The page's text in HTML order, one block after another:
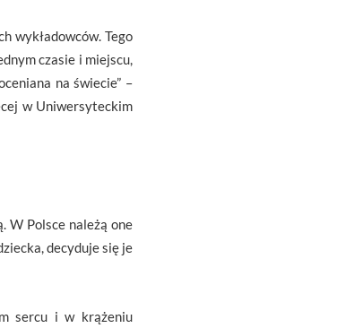
wykładowców. Tego
czasie i miejscu,
na świecie” –
w Uniwersyteckim
W Polsce należą one
decyduje się je
sercu i w krążeniu